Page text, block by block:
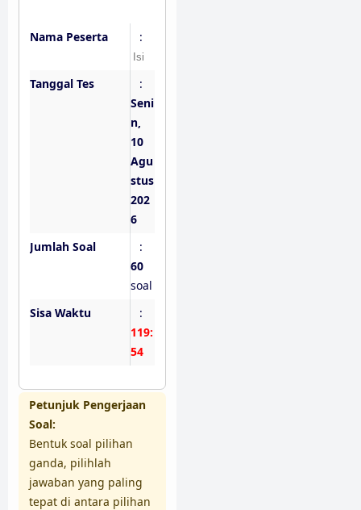
Nama Peserta :
Tanggal Tes
:
Seni
n,
10
Agu
stus
202
6
Jumlah Soal
:
60
soal
Sisa Waktu
:
119:
53
Petunjuk Pengerjaan
Soal:
Bentuk soal pilihan
ganda, pilihlah
jawaban yang paling
tepat di antara pilihan